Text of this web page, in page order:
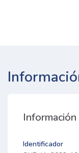
Identificador